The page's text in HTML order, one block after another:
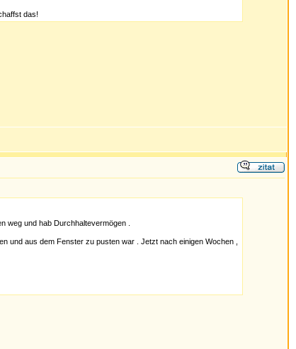
das!
weg und hab Durchhaltevermögen .
und aus dem Fenster zu pusten war . Jetzt nach einigen Wochen ,